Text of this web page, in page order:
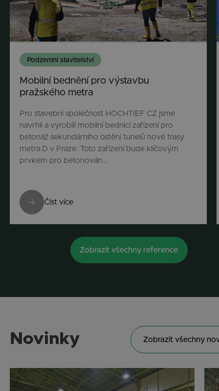
Podzemní stavitelství
Mobilní bednění pro výstavbu
pražského metra
Pro stavební společnost HOCHTIEF CZ jsme
navrhli a vyrobili mobilní bednicí zařízení pro
betonáž sekundárního ostění tunelů nové trasy
metra D v Praze. Toto zařízení bude klíčovým
prvkem pro betonován...
Číst více
Zobrazit všechny reference
Novinky Zobrazit všechny